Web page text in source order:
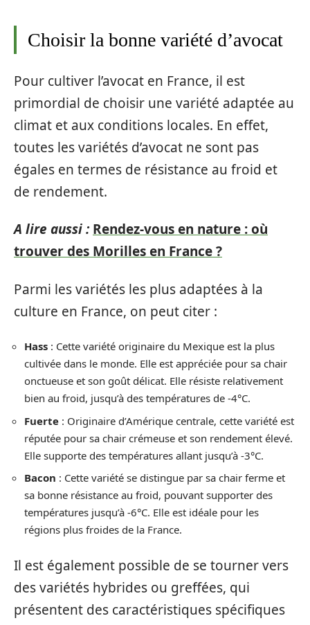
Choisir la bonne variété d’avocat
Pour cultiver l’avocat en France, il est
primordial de choisir une variété adaptée au
climat et aux conditions locales. En effet,
toutes les variétés d’avocat ne sont pas
égales en termes de résistance au froid et
de rendement.
A lire aussi : Rendez-vous en nature : où
trouver des Morilles en France ?
Parmi les variétés les plus adaptées à la
culture en France, on peut citer :
Hass : Cette variété originaire du Mexique est la plus
cultivée dans le monde. Elle est appréciée pour sa chair
onctueuse et son goût délicat. Elle résiste relativement
bien au froid, jusqu’à des températures de -4°C.
Fuerte : Originaire d’Amérique centrale, cette variété est
réputée pour sa chair crémeuse et son rendement élevé.
Elle supporte des températures allant jusqu’à -3°C.
Bacon : Cette variété se distingue par sa chair ferme et
sa bonne résistance au froid, pouvant supporter des
températures jusqu’à -6°C. Elle est idéale pour les
régions plus froides de la France.
Il est également possible de se tourner vers
des variétés hybrides ou greffées, qui
présentent des caractéristiques spécifiques